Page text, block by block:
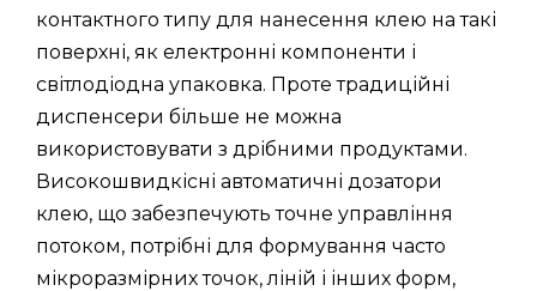
контактного типу для нанесення клею на такі
поверхні, як електронні компоненти і
світлодіодна упаковка. Проте традиційні
диспенсери більше не можна
використовувати з дрібними продуктами.
Високошвидкісні автоматичні дозатори
клею, що забезпечують точне управління
потоком, потрібні для формування часто
мікроразмірних точок, ліній і інших форм,